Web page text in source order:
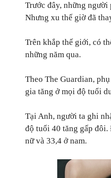
Trước đây, những
Nhưng xu thế giờ đã
Trên khắp thế giới, có
những năm qua.
Theo The Guardian,
gia tăng ở mọi độ tuổi
Tại Anh, người ta ghi
độ tuổi 40 tăng gấp
nữ và 33,4 ở nam.